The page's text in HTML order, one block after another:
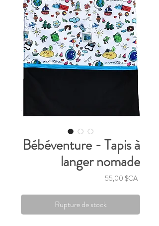
Bébéventure - Tapis à
langer nomade
55,00 $CAPrix
Rupture de stock